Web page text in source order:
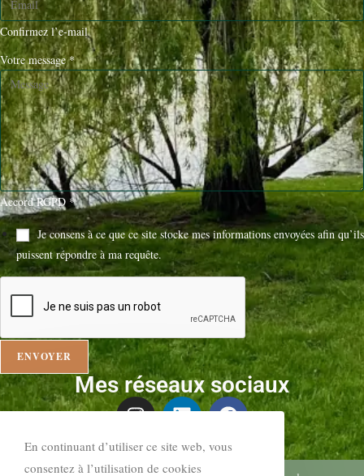
Confirmez l’e-mail
Votre message*
Accord RGPD *
Je consens à ce que ce site stocke mes informations envoyées afin qu’ils
puissent répondre à ma requête.
ENVOYER
Mes réseaux sociaux
En continuant d’utiliser ce site web, vous
consentez à l’utilisation de cookies